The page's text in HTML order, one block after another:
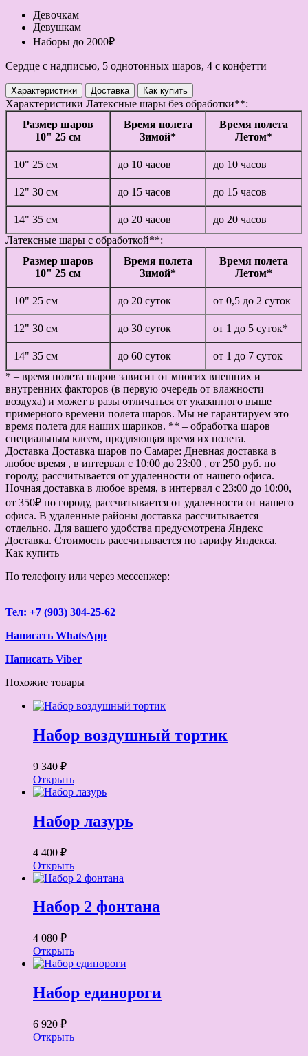
Девочкам
Девушкам
Наборы до 2000₽
Сердце с надписью, 5 однотонных шаров, 4 с конфетти
Характеристики Доставка Как купить
Характеристики Латексные шары без обработки**:
Размер шаров
10" 25 см
Время полета
Зимой*
Время полета
Летом*
10" 25 см до 10 часов до 10 часов
12" 30 см до 15 часов до 15 часов
14" 35 см до 20 часов
до 20 часов
Латексные шары с обработкой**:
Размер шаров
10" 25 см
Время полета
Зимой*
Время полета
Летом*
10" 25 см до 20 суток от 0,5 до 2 суток
12" 30 см до 30 суток от 1 до 5 суток*
14" 35 см до 60 суток
от 1 до 7 суток
* – время полета шаров зависит от многих внешних и
внутренних факторов (в первую очередь от влажности
воздуха) и может в разы отличаться от указанного выше
примерного времени полета шаров. Мы не гарантируем это
время полета для наших шариков. ** – обработка шаров
специальным клеем, продляющая время их полета.
Доставка Доставка шаров по Самаре: Дневная доставка в
любое время , в интервал с 10:00 до 23:00 , от 250 руб. по
городу, рассчитывается от удаленности от нашего офиса.
Ночная доставка в любое время, в интервал с 23:00 до 10:00,
от 350₽ по городу, рассчитывается от удаленности от нашего
офиса. В удаленные районы доставка рассчитывается
отдельно. Для вашего удобства предусмотрена Яндекс
Доставка. Стоимость рассчитывается по тарифу Яндекса.
Как купить
По телефону или через мессенжер:
Тел: +7 (903) 304-25-62
Написать WhatsApp
Написать Viber
Похожие товары
Набор воздушный тортик
9 340 ₽
Открыть
Набор лазурь
4 400 ₽
Открыть
Набор 2 фонтана
4 080 ₽
Открыть
Набор единороги
6 920 ₽
Открыть